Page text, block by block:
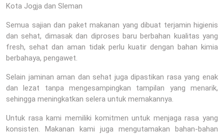
Kota Jogja dan Sleman
Semua sajian dan paket makanan yang dibuat terjamin higienis
dan sehat, dimasak dan diproses baru berbahan kualitas yang
fresh, sehat dan aman tidak perlu kuatir dengan bahan kimia
berbahaya, pengawet.
Selain jaminan aman dan sehat juga dipastikan rasa yang enak
dan lezat tanpa mengesampingkan tampilan yang menarik,
sehingga meningkatkan selera untuk memakannya.
Untuk rasa kami memiliki komitmen untuk menjaga rasa yang
konsisten. Makanan kami juga mengutamakan bahan-bahan